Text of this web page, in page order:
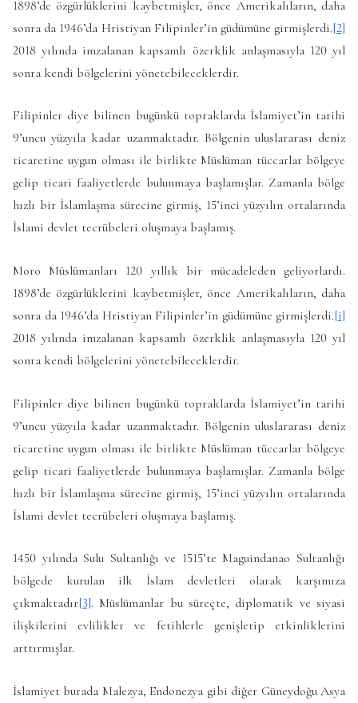
1898’de özgürlüklerini kaybetmişler, önce Amerikalıların, daha
sonra da 1946’da Hristiyan Filipinler’in güdümüne girmişlerdi.[2]
2018 yılında imzalanan kapsamlı özerklik anlaşmasıyla 120 yıl
sonra kendi bölgelerini yönetebileceklerdir.
Filipinler diye bilinen bugünkü topraklarda İslamiyet’in tarihi
9’uncu yüzyıla kadar uzanmaktadır. Bölgenin uluslararası deniz
ticaretine uygun olması ile birlikte Müslüman tüccarlar bölgeye
gelip ticari faaliyetlerde bulunmaya başlamışlar. Zamanla bölge
hızlı bir İslamlaşma sürecine girmiş, 15’inci yüzyılın ortalarında
İslami devlet tecrübeleri oluşmaya başlamış.
Moro Müslümanları 120 yıllık bir mücadeleden geliyorlardı.
1898’de özgürlüklerini kaybetmişler, önce Amerikalıların, daha
sonra da 1946’da Hristiyan Filipinler’in güdümüne girmişlerdi.[i]
2018 yılında imzalanan kapsamlı özerklik anlaşmasıyla 120 yıl
sonra kendi bölgelerini yönetebileceklerdir.
Filipinler diye bilinen bugünkü topraklarda İslamiyet’in tarihi
9’uncu yüzyıla kadar uzanmaktadır. Bölgenin uluslararası deniz
ticaretine uygun olması ile birlikte Müslüman tüccarlar bölgeye
gelip ticari faaliyetlerde bulunmaya başlamışlar. Zamanla bölge
hızlı bir İslamlaşma sürecine girmiş, 15’inci yüzyılın ortalarında
İslami devlet tecrübeleri oluşmaya başlamış.
1450 yılında Sulu Sultanlığı ve 1515’te Maguindanao Sultanlığı
bölgede kurulan ilk İslam devletleri olarak karşımıza
çıkmaktadır[3]. Müslümanlar bu süreçte, diplomatik ve siyasi
ilişkilerini evlilikler ve fetihlerle genişletip etkinliklerini
arttırmışlar.
İslamiyet burada Malezya, Endonezya gibi diğer Güneydoğu Asya